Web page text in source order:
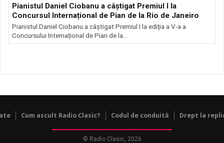
Pianistul Daniel Ciobanu a câștigat Premiul I la
Concursul Internațional de Pian de la Rio de Janeiro
Pianistul Daniel Ciobanu a câștigat Premiul I la ediția a V-a a
Concursului Internațional de Pian de la...
Cum ascult Radio Clasic? Codul de conduită Drept la
© Radio Clasic, 2026